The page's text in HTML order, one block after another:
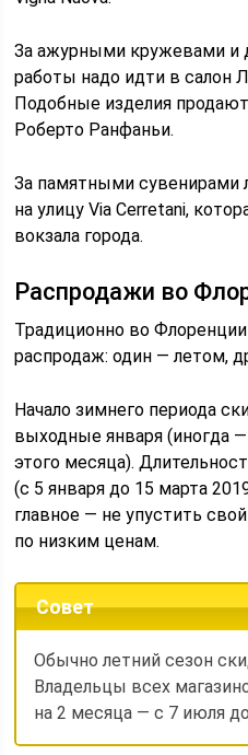
За ажурными кружевами и
работы надо идти в салон
Подобные изделия
Роберто Ранфаньи.
За памятными сувенирами
на улицу Via Cerretani,
вокзала города.
Распродажи во
Традиционно во
распродаж: один — летом,
Начало зимнего периода
выходные января (иногда
этого месяца).
(с 5 января до 15 марта
главное — не упустить
по низким ценам.
Совет
Обычно летний сезон
Владельцы всех
на 2 месяца — с 7 июля